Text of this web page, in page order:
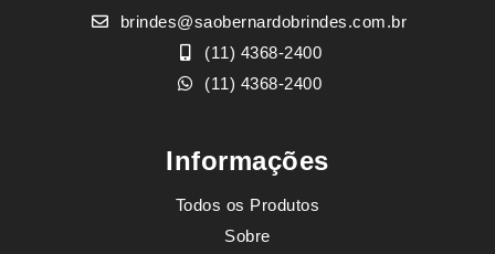
brindes@saobernardobrindes.com.br
(11) 4368-2400
(11) 4368-2400
Informações
Todos os Produtos
Sobre